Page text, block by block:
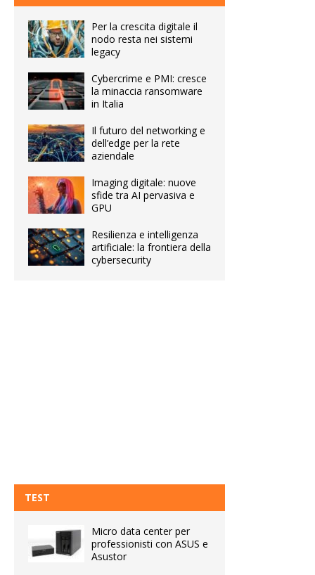
Per la crescita digitale il
nodo resta nei sistemi
legacy
Cybercrime e PMI: cresce
la minaccia ransomware
in Italia
Il futuro del networking e
dell’edge per la rete
aziendale
Imaging digitale: nuove
sfide tra AI pervasiva e
GPU
Resilienza e intelligenza
artificiale: la frontiera della
cybersecurity
TEST
Micro data center per
professionisti con ASUS e
Asustor